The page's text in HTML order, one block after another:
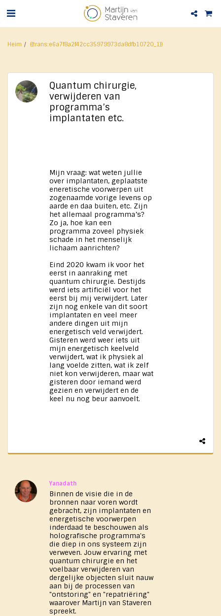
Heim {{trans:e6a7f8a2f42cc35979973da8dfb10720_1}}
Quantum chirurgie,
verwijderen van
programma’s
implantaten etc.
Mijn vraag: wat weten jullie
over implantaten, geplaatste
eneretische voorwerpen uit
zogenaamde vorige levens op
aarde en daa buiten, etc. Zijn
het allemaal programma’s?
Zo ja, hoe kan een
programma zoveel physiek
schade in het menselijk
lichaam aanrichten?
Eind 2020 kwam ik voor het
eerst in aanraking met
quantum chirurgie. Destijds
werd iets artificiël voor het
eerst bij mij verwijdert. Later
zijn nog enkele van dit soort
implantaten en veel meer
andere dingen uit mijn
energetisch veld verwijdert.
Gisteren werd weer iets uit
mijn energetisch keelveld
verwijdert, wat ik physiek al
lang voelde zitten, wat ik zelf
niet kon verwijderen, maar wat
gisteren door iemand werd
gezien en verwijdert en de
keel nu nog beur aanvoelt.
Yanadath
Binnen de visie die in de
bronnen naar voren wordt
gebracht, zijn implantaten en
energetische voorwerpen
inderdaad te beschouwen als
holografische programma's
die diep in ons systeem zijn
verweven. Jouw ervaring met
quantum chirurgie en het
voelbaar verwijderen van
dergelijke objecten sluit nauw
aan bij de processen van
"ontstoring" en "repatriëring"
waarover Martijn van Staveren
spreekt.